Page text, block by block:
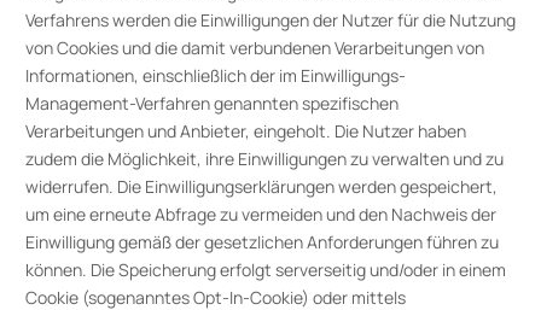
Verfahrens werden die Einwilligungen der Nutzer für die Nutzung
von Cookies und die damit verbundenen Verarbeitungen von
Informationen, einschließlich der im Einwilligungs-
Management-Verfahren genannten spezifischen
Verarbeitungen und Anbieter, eingeholt. Die Nutzer haben
zudem die Möglichkeit, ihre Einwilligungen zu verwalten und zu
widerrufen. Die Einwilligungserklärungen werden gespeichert,
um eine erneute Abfrage zu vermeiden und den Nachweis der
Einwilligung gemäß der gesetzlichen Anforderungen führen zu
können. Die Speicherung erfolgt serverseitig und/oder in einem
Cookie (sogenanntes Opt-In-Cookie) oder mittels